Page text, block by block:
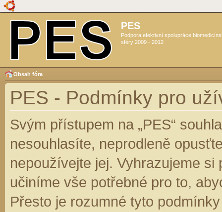
PES
Podpora efektivní spolupráce
sféry 2009 - 2012
Obsah fóra
PES - Podmínky pro
Svým přístupem na „PES“
nesouhlasíte, neprodleně
nepoužívejte jej. Vyhrazujeme
učiníme vše potřebné pro to,
Přesto je rozumné tyto